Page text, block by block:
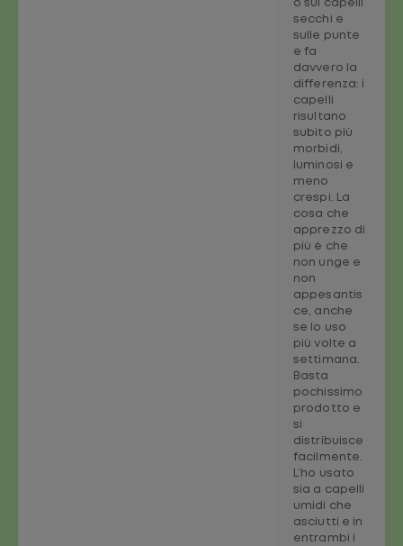
o sui capelli
secchi e
sulle punte
e fa
davvero la
differenza: i
capelli
risultano
subito più
morbidi,
luminosi e
meno
crespi. La
cosa che
apprezzo di
più è che
non unge e
non
appesantis
ce, anche
se lo uso
più volte a
settimana.
Basta
pochissimo
prodotto e
si
distribuisce
facilmente.
L’ho usato
sia a capelli
umidi che
asciutti e in
entrambi i